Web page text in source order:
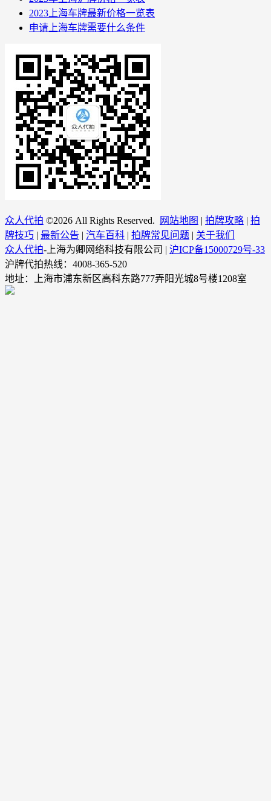
2023上海车牌最新价格一览表
申请上海车牌需要什么条件
众人代拍 ©2026 All Rights Reserved. 网站地图 | 拍牌攻略 | 拍
牌技巧 | 最新公告 | 汽车百科 | 拍牌常见问题 | 关于我们
众人代拍-上海为卿网络科技有限公司 | 沪ICP备15000729号-33
沪牌代拍热线：4008-365-520
地址：上海市浦东新区高科东路777弄阳光城8号楼1208室